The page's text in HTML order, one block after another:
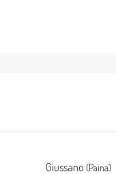
Giussano (Paina)